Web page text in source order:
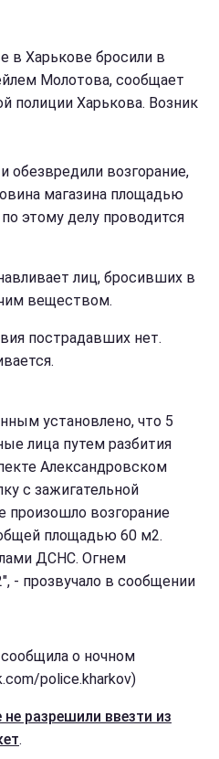
в Харькове бросили в
Молотова, сообщает
полиции Харькова. Возник
обезвредили возгорание,
магазина площадью
этому делу проводится
лиц, бросивших в
веществом.
пострадавших нет.
установлено, что 5
лица путем разбития
Александровском
с зажигательной
произошло возгорание
площадью 60 м2.
ДСНС. Огнем
- прозвучало в сообщении
о ночном
police.kharkov)
не разрешили ввезти из
.